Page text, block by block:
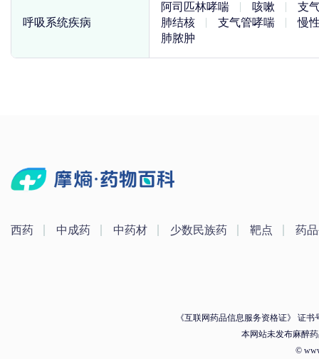
呼吸系统疾病
阿司匹林哮喘 咳嗽
支
肺结核
支气管哮喘
慢
肺脓肿
西药 中成药 中药材 少数民族药 靶点 药
《互联网药品信息服务资格证》 证书
本网站未发布麻醉
©